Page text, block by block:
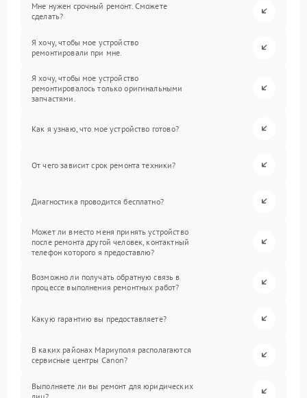
Мне нужен срочный ремонт. Сможете
сделать?
Я хочу, чтобы мое устройство
ремонтировали при мне.
Я хочу, чтобы мое устройство
ремонтировалось только оригинальными
запчастями.
Как я узнаю, что мое устройство готово?
От чего зависит срок ремонта техники?
Диагностика проводится бесплатно?
Может ли вместо меня принять устройство
после ремонта другой человек, контактный
телефон которого я предоставлю?
Возможно ли получать обратную связь в
процессе выполнения ремонтных работ?
Какую гарантию вы предоставляете?
В каких районах Мариуполя располагаются
сервисные центры Canon?
Выполняете ли вы ремонт для юридических